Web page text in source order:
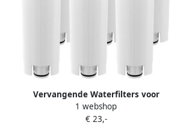
Vervangende Waterfilters voor
Koffiemachine Geschikt voor DeLonghi
ECAM ETAM EC BC Series 6 Stuks
1 webshop
€ 23,-